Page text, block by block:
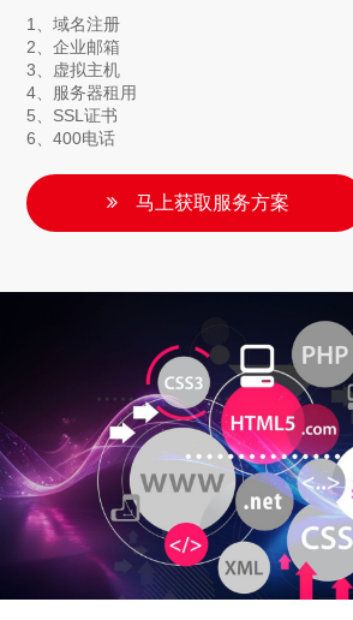
1、域名注册
2、企业邮箱
3、虚拟主机
4、服务器租用
5、SSL证书
6、400电话
马上获取服务方案